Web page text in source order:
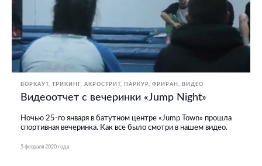
ВОРКАУТ ТРИКИНГ, АКРОСТРИТ, ПАРКУР, ФРИРАН ВИДЕО
Видеоотчет с вечеринки «Jump Night»
Ночью 25-го января в батутном центре «Jump Town» прошла
спортивная вечеринка. Как все было смотри в нашем видео.
5 февраля 2020 года